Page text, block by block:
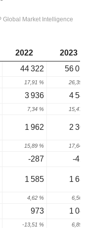
2022
2023
44 322 56
17,91 % 26,39
3 936 4
7,34 % 15,47
1 962 2
15,89 % 17,64
-287
-
1 585 1
4,62 % 6,56
973 1
-13,51 % 6,89